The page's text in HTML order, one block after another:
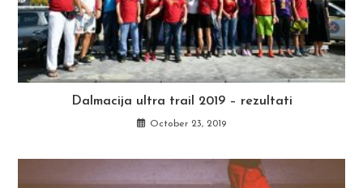
Dalmacija ultra trail 2019 – rezultati
October 23, 2019